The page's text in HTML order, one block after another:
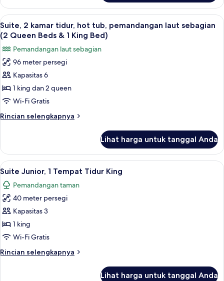
&
1
King
Bed)
Suite,
kamar
tidur
(2
Queen
Beds
&
King
Lihat
semua
foto
untuk
Suite,
2
kamar
tidur,
hot
tub,
laut
sebagian
(2
Queen
Beds
&
1
King
Bed)
Seprai premium, minibar, brankas,
13
Suite, 2 kamar tidur, hot tub, pemandangan laut sebagian
(2 Queen Beds & 1 King Bed)
Pemandangan laut sebagian
96 meter persegi
Kapasitas 6
1 king dan 2 queen
Wi-Fi Gratis
Rincian selengkapnya
Rincian
Suite,
kamar
hot
tub,
laut
sebagian
(2
Queen
Beds
Lihat harga untuk tanggal Anda
Lihat
semua
foto
untuk
Suite
Junior,
1
Tidur
Suite Junior, 1 Tempat Tidur King |
5
Suite Junior, 1 Tempat Tidur King
Pemandangan taman
40 meter persegi
Kapasitas 3
1 king
Wi-Fi Gratis
Rincian selengkapnya
Rincian
Lihat harga untuk tanggal Anda